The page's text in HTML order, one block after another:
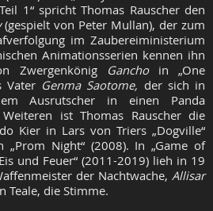
1“ spricht Thomas Rauscher den
(gespielt von Peter Mullan), der zum
im Zaubereiministerium
Animationsserien kennen ihn
Zwergenkönig
Ganchoin „One
Vater Genma Saotome, der sich in
Ausrutscher in einen Panda
ist Thomas Rauscher die
Kier in Lars von Triers „Dogville“
Night“ (2008). In „Game of
und Feuer“ (2011-2019) lieh in 19
der Nachtwache, Allisar
Teale, die Stimme.